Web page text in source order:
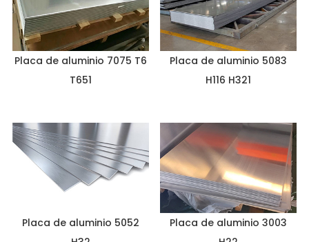
Placa de aluminio 7075 T6
T651
Placa de aluminio 5083
H116 H321
Placa de aluminio 5052
Placa de aluminio 3003